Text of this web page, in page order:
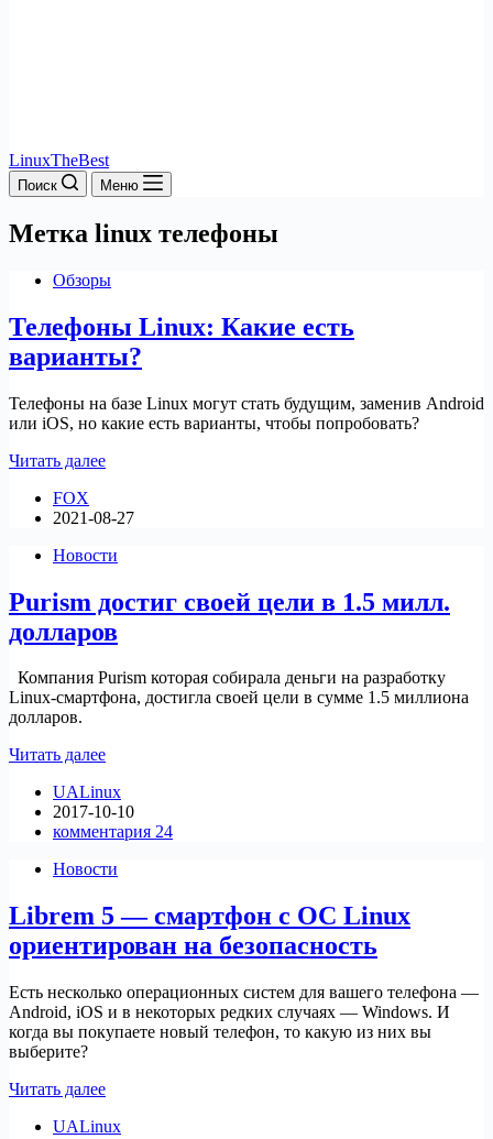
LinuxTheBest
Поиск Меню
Метка linux телефоны
Обзоры
Телефоны Linux: Какие есть
варианты?
Телефоны на базе Linux могут стать будущим, заменив Android
или iOS, но какие есть варианты, чтобы попробовать?
Читать далееТелефоны
есть
FOX
2021-08-27
Новости
Purism достиг своей цели в 1.5 милл.
долларов
Компания Purism которая собирала деньги на разработку
Linux-смартфона, достигла своей цели в сумме 1.5 миллиона
долларов.
Читать далееPurism
своей
цели
в
милл.
UALinux
2017-10-10
комментария 24
Новости
Librem 5 — смартфон с ОС Linux
ориентирован на безопасность
Есть несколько операционных систем для вашего телефона —
Android, iOS и в некоторых редких случаях — Windows. И
когда вы покупаете новый телефон, то какую из них вы
выберите?
Читать далееLibrem
—
UALinux